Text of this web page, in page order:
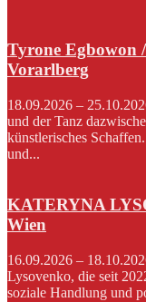
Tyrone Egbowon
Vorarlberg
18.09.2026 –
und der Tanz
künstlerisches
und...
KATERYNA
Wien
16.09.2026 –
Lysovenko, die seit
soziale Handlung und